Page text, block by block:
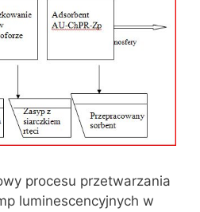
procesu przetwarzania
luminescencyjnych w